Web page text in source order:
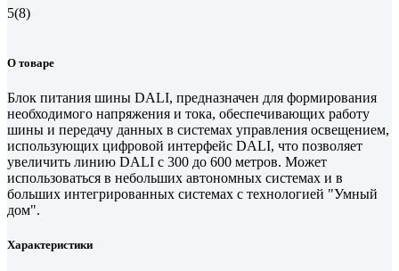
5(8)
О товаре
Блок питания шины DALI, предназначен для формирования
необходимого напряжения и тока, обеспечивающих работу
шины и передачу данных в системах управления освещением,
использующих цифровой интерфейс DALI, что позволяет
увеличить линию DALI c 300 до 600 метров. Может
использоваться в небольших автономных системах и в
больших интегрированных системах с технологией "Умный
дом".
Характеристики